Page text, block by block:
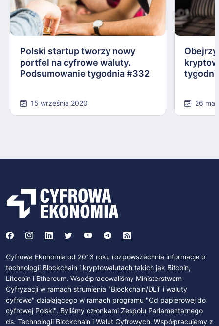
Polski startup tworzy nowy
portfel na cyfrowe waluty.
Podsumowanie tygodnia #332
15 września 2020 26
Cyfrowa Ekonomia od 2013 roku rozpowszechnia informacje o
technologii Blockchain i kryptowalutach takich jak Bitcoin,
Litecoin i Ethereum. Współpracowaliśmy Ministerstwem
Cyfryzacji w ramach strumienia "Blockchain/DLT i waluty
cyfrowe" działającego w ramach programu "Od papierowej do
cyfrowej Polski". Byliśmy członkami Zespołu Parlamentarnego
ds. Technologii Blockchain i Walut Cyfrowych. Współpracujemy z